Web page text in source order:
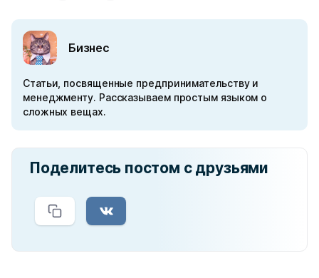
Бизнес
Статьи, посвященные предпринимательству и
менеджменту. Рассказываем простым языком о
сложных вещах.
Поделитесь постом с друзьями